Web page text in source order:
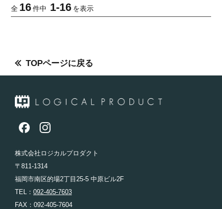
全 16 件中 1-16 を表示
TOPページに戻る
株式会社ロジカルプロダクト
〒811-1314
福岡市南区的場2丁目25-5 中原ビル2F
TEL： 092-405-7603
FAX：092-405-7604